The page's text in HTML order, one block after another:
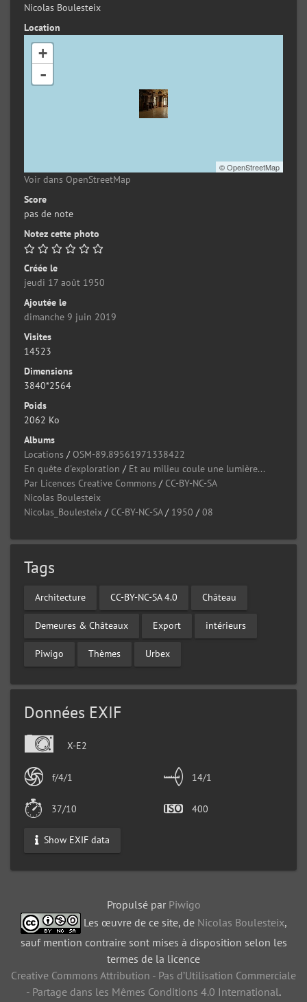
Nicolas Boulesteix
Location
+
-
©OpenStreetMap
Voir dans OpenStreetMap
Score
pas de note
Notez cette photo
Créée le
jeudi 17 août 1950
Ajoutée le
dimanche 9 juin 2019
Visites
14523
Dimensions
3840*2564
Poids
2062 Ko
Albums
Locations / OSM-89.89561971338422
En quête d'exploration / Et au milieu coule une lumière...
Par Licences Creative Commons / CC-BY-NC-SA
Nicolas Boulesteix
Nicolas_Boulesteix / CC-BY-NC-SA/ 1950 /08
Tags
Architecture CC-BY-NC-SA 4.0 Château
Demeures & Châteaux Export intérieurs
Piwigo Thèmes Urbex
Données EXIF
X-E2
f/4/1 14/1
37/10 400
Show EXIF data
Propulsé par Piwigo
Les œuvre de ce site, de Nicolas Boulesteix,
sauf mention contraire sont mises à disposition selon les
termes de la licence
Creative Commons Attribution - Pas d’Utilisation Commerciale
- Partage dans les Mêmes Conditions 4.0 International.